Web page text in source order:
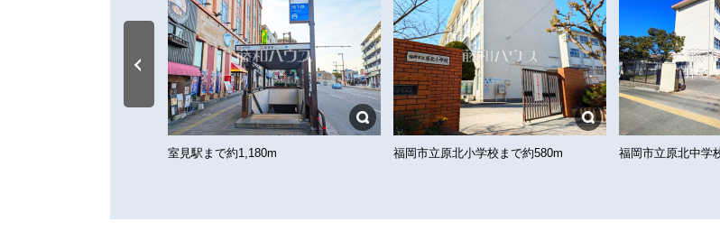
室見駅まで約1,180m 福岡市立原北小学校まで約580m 福岡市立原北中学